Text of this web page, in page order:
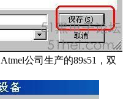
公司生产的89s51，双